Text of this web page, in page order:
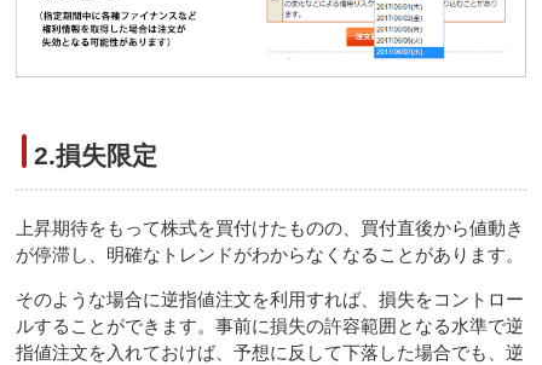
2.損失限定
上昇期待をもって株式を買付けたものの、買付直後から値動き
が停滞し、明確なトレンドがわからなくなることがあります。
そのような場合に逆指値注文を利用すれば、損失をコントロー
ルすることができます。事前に損失の許容範囲となる水準で逆
指値注文を入れておけば、予想に反して下落した場合でも、逆